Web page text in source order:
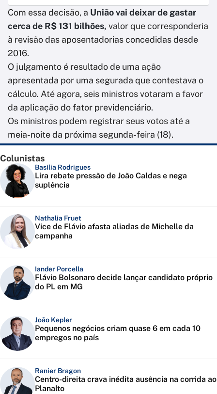
Com essa decisão, a União vai deixar de gastar
cerca de R$ 131 bilhões, valor que corresponderia
à revisão das aposentadorias concedidas desde
2016.
O julgamento é resultado de uma ação
apresentada por uma segurada que contestava o
cálculo. Até agora, seis ministros votaram a favor
da aplicação do fator previdenciário.
Os ministros podem registrar seus votos até a
meia-noite da próxima segunda-feira (18).
Colunistas
Basília Rodrigues
Lira rebate pressão de João Caldas e nega
suplência
Nathalia Fruet
Vice de Flávio afasta aliadas de Michelle da
campanha
Iander Porcella
Flávio Bolsonaro decide lançar candidato próprio
do PL em MG
João Kepler
Pequenos negócios criam quase 6 em cada 10
empregos no país
Ranier Bragon
Centro-direita crava inédita ausência na corrida ao
Planalto